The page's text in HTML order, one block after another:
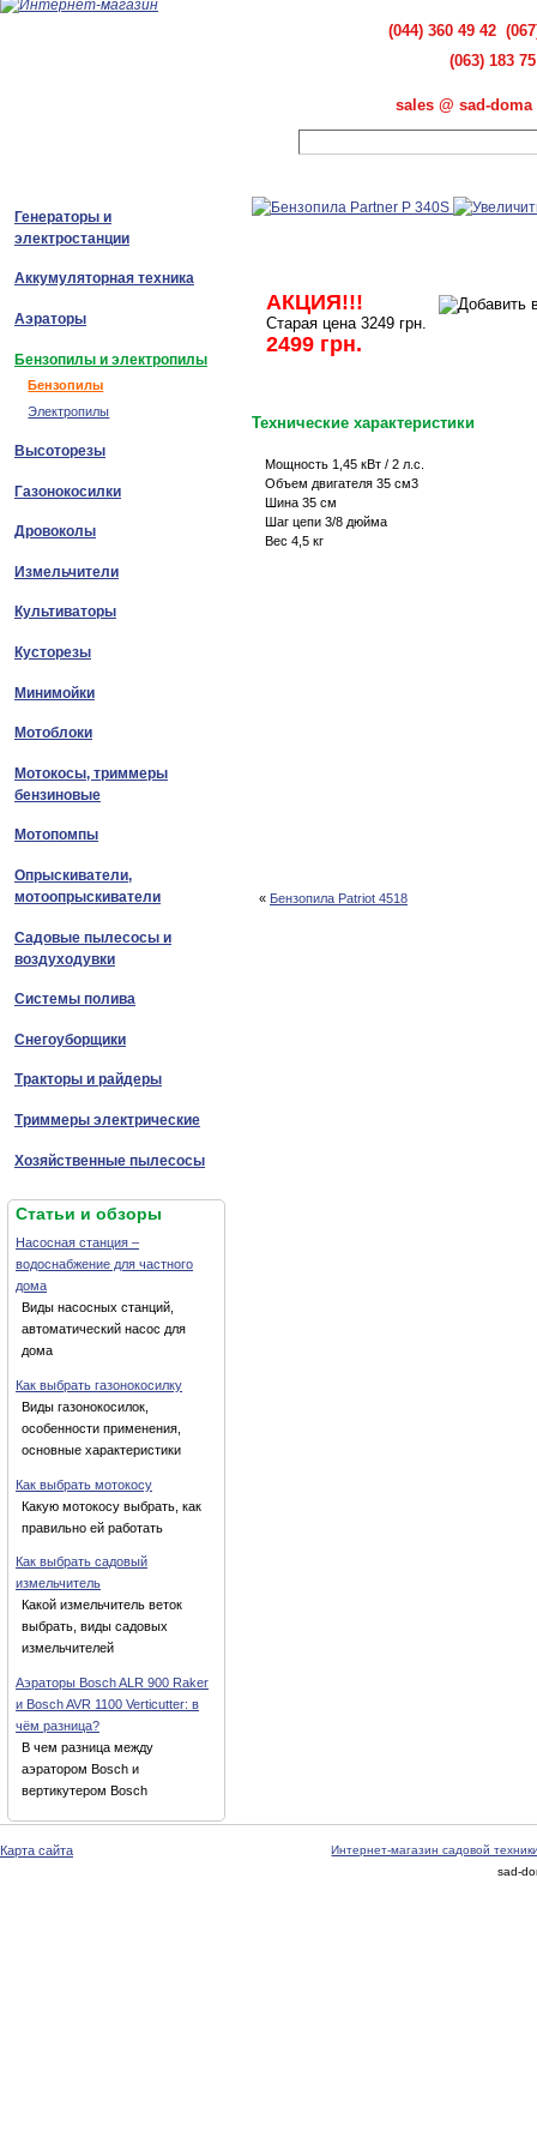
(044) 360 49 42
(063) 183
sales @ sad-
Генераторы и
электростанции
Аккумуляторная техника
Аэраторы
Бензопилы и электропилы
Бензопилы
Электропилы
Высоторезы
Газонокосилки
Дровоколы
Измельчители
Культиваторы
Кусторезы
Минимойки
Мотоблоки
Мотокосы, триммеры
бензиновые
Мотопомпы
Опрыскиватели,
мотоопрыскиватели
Садовые пылесосы и
воздуходувки
Системы полива
Снегоуборщики
Тракторы и райдеры
Триммеры электрические
Хозяйственные пылесосы
Статьи и обзоры
Насосная станция –
водоснабжение для частного
дома
Виды насосных станций,
автоматический насос для
дома
Как выбрать газонокосилку
Виды газонокосилок,
особенности применения,
основные характеристики
Как выбрать мотокосу
Какую мотокосу выбрать, как
правильно ей работать
Как выбрать садовый
измельчитель
Какой измельчитель веток
выбрать, виды садовых
измельчителей
Аэраторы Bosch ALR 900 Raker
и Bosch AVR 1100 Verticutter: в
чём разница?
В чем разница между
аэратором Bosch и
вертикутером Bosch
АКЦИЯ!!!
Старая цена 3249 грн.
2499 грн.
Технические характеристики
Мощность 1,45 кВт / 2 л.с.
Объем двигателя 35 см3
Шина 35 см
Шаг цепи 3/8 дюйма
Вес 4,5 кг
« Бензопила Patriot 4518
Карта сайта
Интернет-магазин садовой
sad-